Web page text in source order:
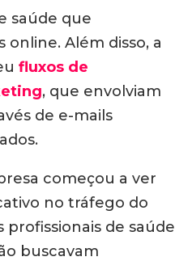
saúde que
online. Além disso, a
fluxos de
, que envolviam
de e-mails
começou a ver
no tráfego do
profissionais de saúde
buscavam